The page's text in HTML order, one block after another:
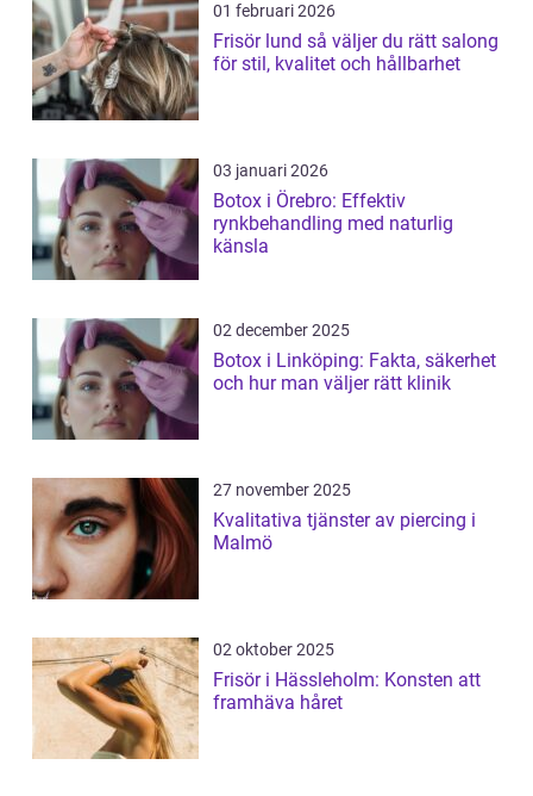
01 februari 2026
Frisör lund så väljer du rätt salong
för stil, kvalitet och hållbarhet
03 januari 2026
Botox i Örebro: Effektiv
rynkbehandling med naturlig
känsla
02 december 2025
Botox i Linköping: Fakta, säkerhet
och hur man väljer rätt klinik
27 november 2025
Kvalitativa tjänster av piercing i
Malmö
02 oktober 2025
Frisör i Hässleholm: Konsten att
framhäva håret